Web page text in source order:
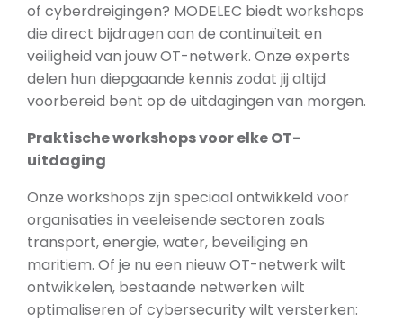
of cyberdreigingen? MODELEC biedt workshops
die direct bijdragen aan de continuïteit en
veiligheid van jouw OT-netwerk. Onze experts
delen hun diepgaande kennis zodat jij altijd
voorbereid bent op de uitdagingen van morgen.
Praktische workshops voor elke OT-
uitdaging
Onze workshops zijn speciaal ontwikkeld voor
organisaties in veeleisende sectoren zoals
transport, energie, water, beveiliging en
maritiem. Of je nu een nieuw OT-netwerk wilt
ontwikkelen, bestaande netwerken wilt
optimaliseren of cybersecurity wilt versterken: